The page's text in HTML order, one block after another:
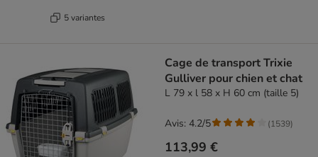
5 variantes
Cage de transport Trixie
Gulliver pour chien et chat
L 79 x l 58 x H 60 cm (taille 5)
113,99 €
Avis: 4.2/5 (1539)